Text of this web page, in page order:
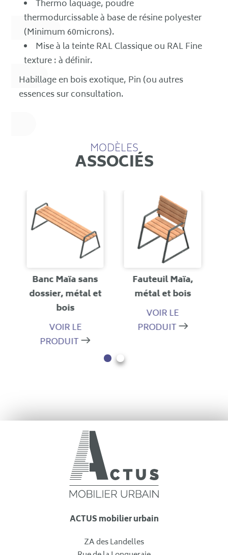
Thermo laquage, poudre
thermodurcissable à base de résine polyester
(Minimum 60microns).
Mise à la teinte RAL Classique ou RAL Fine
texture : à définir.
Habillage en bois exotique, Pin (ou autres
essences sur consultation.
MODÈLES
ASSOCIÉS
Banc Maïa sans
dossier, métal et
bois
VOIR LE
PRODUIT
Fauteuil Maïa,
métal et bois
VOIR LE
PRODUIT
ACTUS mobilier urbain
ZA des Landelles